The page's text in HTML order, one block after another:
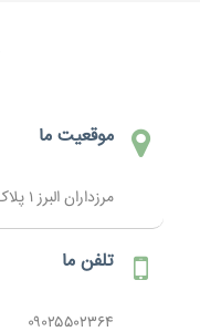
موقعیت ما
مرزداران البرز ۱ پلاک ۲۶ واحد ۹
تلفن ما
۰۹۰۲۵۵۰۲۳۶۴